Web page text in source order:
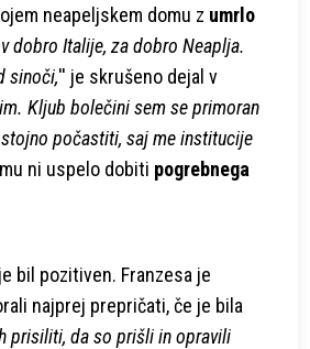
neapeljskem domu z umrlo
dobro Italije, za dobro Neaplja.
sinoči,'' je skrušeno dejal v
Kljub bolečini sem se primoran
počastiti, saj me institucije
ni uspelo dobiti pogrebnega
bil pozitiven. Franzesa je
najprej prepričati, če je bila
prisiliti, da so prišli in opravili